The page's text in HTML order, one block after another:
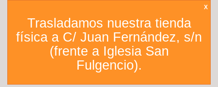
Trasladamos nuestra tienda
física a C/ Juan Fernández, s/n
(frente a Iglesia San
Fulgencio).
X